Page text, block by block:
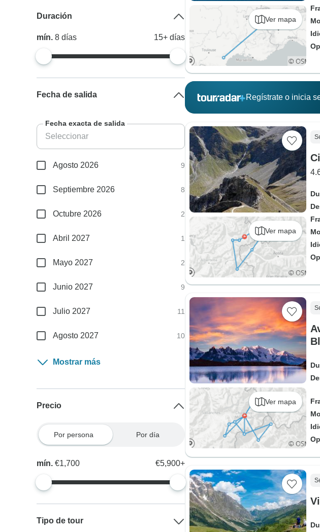
Ver mapa
Regístrate o inicia
Ver mapa
Ver mapa
Duración
mín.8días 15+ días
Fecha de salida
Fecha exacta de salida
Agosto 2026 9
Septiembre 2026 8
Octubre 2026 2
Abril 2027 1
Mayo 2027 2
Junio 2027 9
Julio 2027 11
Agosto 2027 10
Mostrar más
Precio
Por persona Por día
mín.€1,700 €5,900+
Tipo de tour